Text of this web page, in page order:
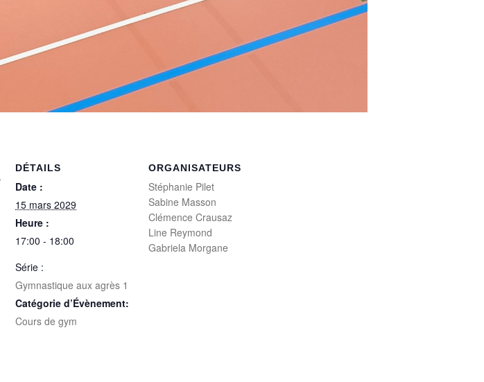
DÉTAILS
Date :
15 mars 2029
Heure :
17:00 - 18:00
Série :
Gymnastique aux agrès 1
Catégorie d’Évènement:
Cours de gym
ORGANISATEURS
Stéphanie Pilet
Sabine Masson
Clémence Crausaz
Line Reymond
Gabriela Morgane